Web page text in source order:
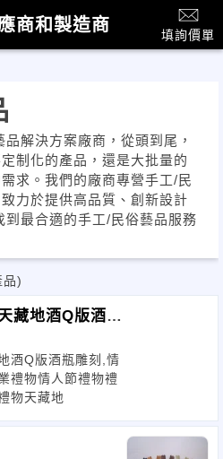
商和製造商
填詢價單
解決方案廠商，從頭到尾，
制化的產品，還是大批量的
求。我們的廠商專營手工/民
力於提供高品質、創新設計
到最合適的手工/民俗藝品服務
品)
藏地酒Q版酒瓶
酒Q版酒瓶雕刻,情
禮物情人節禮物禮
物天藏地